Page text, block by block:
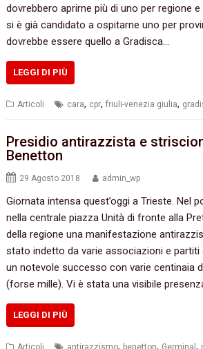
dovrebbero aprirne più di uno per regione
si è già candidato a ospitarne uno per
dovrebbe essere quello a Gradisca…
LEGGI DI PIÙ
Articoli cara, cpr,friuli-venezia giulia,
Presidio antirazzista e
Benetton
29 Agosto 2018 admin_wp
Giornata intensa quest’oggi a Trieste. Nel
nella centrale piazza Unità di fronte alla
della regione una manifestazione
stato indetto da varie associazioni e partiti
un notevole successo con varie centinaia
(forse mille). Vi è stata una visibile
LEGGI DI PIÙ
Articoli antirazzismo, benetton, Germinal,